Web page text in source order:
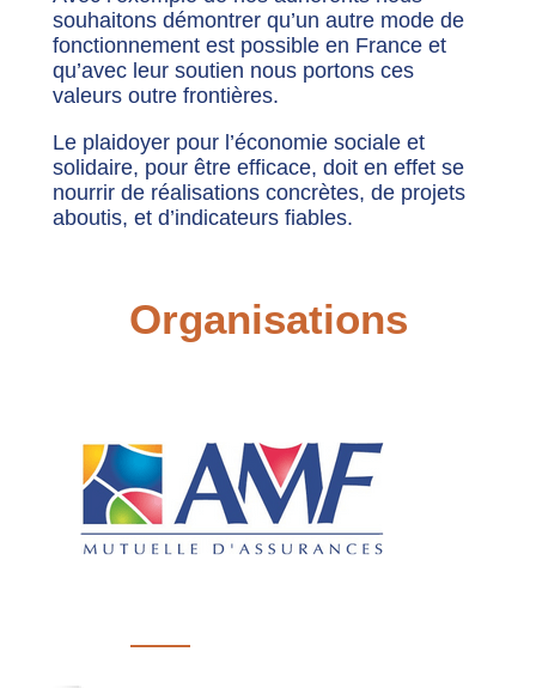
souhaitons démontrer qu’un autre mode de
fonctionnement est possible en France et
qu’avec leur soutien nous portons ces
valeurs outre frontières.
Le plaidoyer pour l’économie sociale et
solidaire, pour être efficace, doit en effet se
nourrir de réalisations concrètes, de projets
aboutis, et d’indicateurs fiables.
Organisations